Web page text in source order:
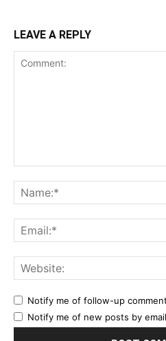
LEAVE A REPLY
Notify me of follow-up
Notify me of new posts by